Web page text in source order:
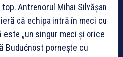
Antrenorul Mihai Silvășan
că echipa intră în meci cu
„un singur meci și orice
Budućnost pornește cu